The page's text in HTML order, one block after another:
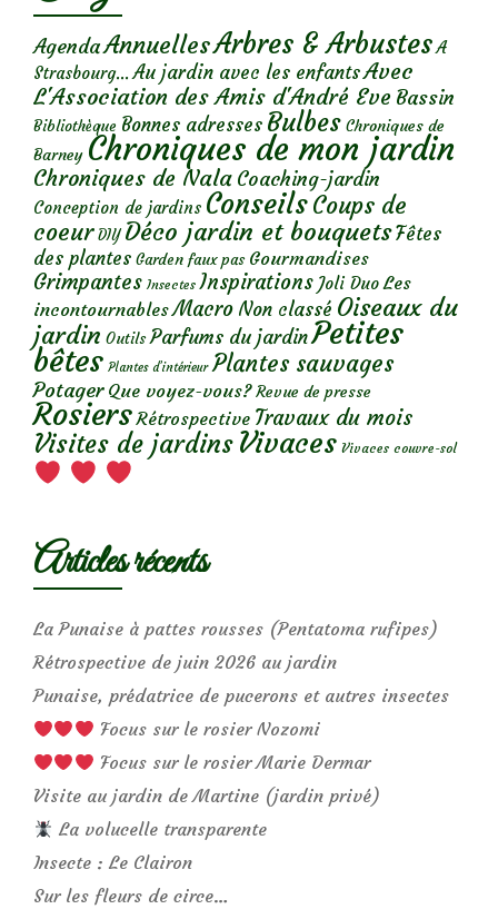
AgendaAnnuellesArbres & Arbustes A
Strasbourg... Au jardin avec les enfantsAvec
L'Association des Amis d'André Eve Bassin
Bibliothèque Bonnes adresses Bulbes Chroniques de
Barney Chroniques de mon jardin
Chroniques de Nala Coaching-jardin
Conception de jardins ConseilsCoups de
coeur DIY Déco jardin et bouquetsFêtes
des plantes Garden faux pas Gourmandises
Grimpantes Insectes Inspirations Joli Duo Les
incontournables Macro Non classé Oiseaux du
jardin Outils Parfums du jardinPetites
bêtes Plantes d’intérieur Plantes sauvages
Potager Que voyez-vous? Revue de presse
Rosiers Rétrospective Travaux du mois
Visites de jardins Vivaces Vivaces couvre-sol
Articles récents
La Punaise à pattes rousses (Pentatoma rufipes)
Rétrospective de juin 2026 au jardin
Punaise, prédatrice de pucerons et autres insectes
Focus sur le rosier Nozomi
Focus sur le rosier Marie Dermar
Visite au jardin de Martine (jardin privé)
La volucelle transparente
Insecte : Le Clairon
Sur les fleurs de circe…